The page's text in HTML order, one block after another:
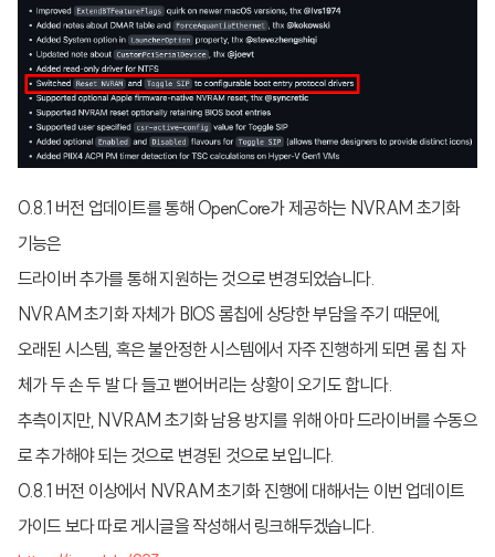
0.8.1 버전 업데이트를 통해 OpenCore가 제공하는 NVRAM 초기화
기능은
드라이버 추가를 통해 지원하는 것으로 변경되었습니다.
NVRAM 초기화 자체가 BIOS 롬칩에 상당한 부담을 주기 때문에,
오래된 시스템, 혹은 불안정한 시스템에서 자주 진행하게 되면 롬 칩 자
체가 두 손 두 발 다 들고 뻗어버리는 상황이 오기도 합니다.
추측이지만, NVRAM 초기화 남용 방지를 위해 아마 드라이버를 수동으
로 추가해야 되는 것으로 변경된 것으로 보입니다.
0.8.1 버전 이상에서 NVRAM 초기화 진행에 대해서는 이번 업데이트
가이드 보다 따로 게시글을 작성해서 링크해두겠습니다.